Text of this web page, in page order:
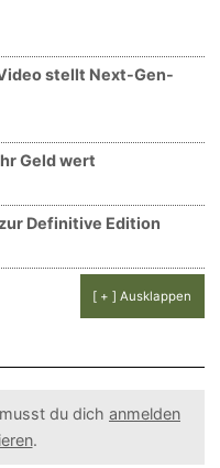
stellt Next-Gen-
Geld wert
Definitive Edition
[ + ] Ausklappen
du dich anmelden
.